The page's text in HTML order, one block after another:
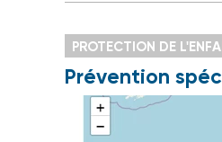
PROTECTION DE
Prévention